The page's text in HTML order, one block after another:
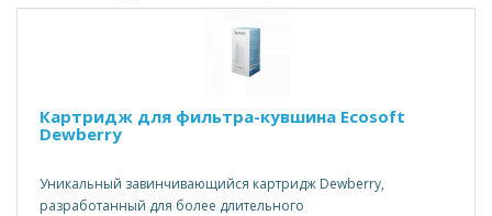
Картридж для фильтра-кувшина Ecosoft
Dewberry
Уникальный завинчивающийся картридж Dewberry,
разработанный для более длительного